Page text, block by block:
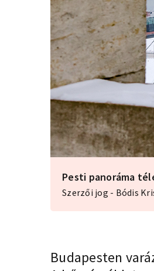
Pesti panoráma
Szerzői jog - Bódis
Budapesten